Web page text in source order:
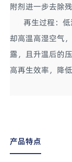
附剂进一步去除
再生过程：低
却高温高湿空气
露，且升温后的
高再生效率，降低
产品特点